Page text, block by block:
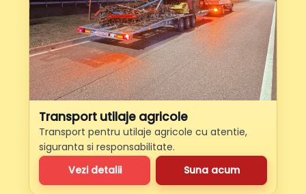
Transport utilaje agricole
Transport pentru utilaje agricole cu atentie,
siguranta si responsabilitate.
Vezi detalii
Suna acum